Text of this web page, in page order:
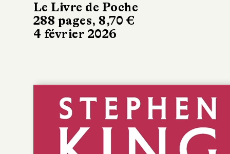
Le Livre de Poche
288 pages, 8,70 €
4 février 2026